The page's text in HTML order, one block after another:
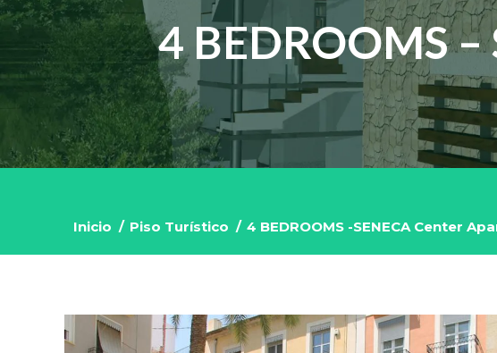
4 BEDROOMS
Estás aquí:
Inicio Piso Turístico 4 BEDROOMS -SENECA Center